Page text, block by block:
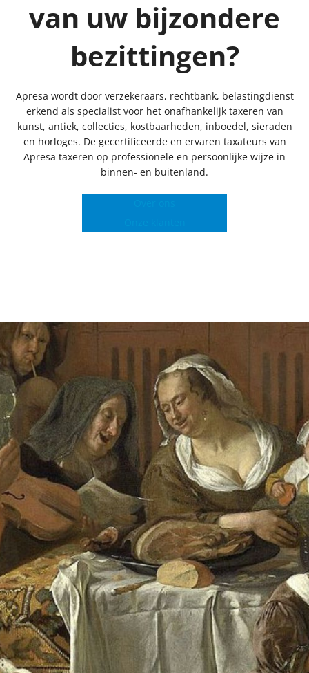
van uw bijzondere
bezittingen?
Apresa wordt door verzekeraars, rechtbank, belastingdienst
erkend als specialist voor het onafhankelijk taxeren van
kunst, antiek, collecties, kostbaarheden, inboedel, sieraden
en horloges. De gecertificeerde en ervaren taxateurs van
Apresa taxeren op professionele en persoonlijke wijze in
binnen- en buitenland.